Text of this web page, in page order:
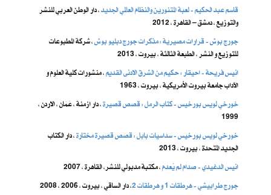
قاسم عبد الحكيم - لعبة المتنورين والنظام العالمي الجديد، دار الوطن العربي للنشر
والتوزيع ، دمشق – القاهرة ، 2012
جورج بوش - قرارات مصيرية : مذكرات جورج دبليو بوش، شركة المطبوعات
للتوزيع و النشر ، الطبعة الثالثة ، بيروت ، 2013
انيس فريحة - احيقار : حكيم من الشرق الادنى القديم، منشورات كلية العلوم و
الآداب جامعة بيروت الأمريكية ، بيروت ، 1963
خورخي لويس بورخيس - كتاب الرمل : قصص قصيرة، دار ازمنة ، عَمَان ، الاردن ،
1999
خورخي لويس بورخيس - سداسيات بابل : قصص قصيرة مختارة، دار الكتاب
الجديد المتحدة ، بيروت ، 2013
انيس الدغيدي - صدام لم يُعدم، مكتبة مدبولي للنشر، القاهرة ، 2007
جورج طرابيشي - هرطقات 1 و هرطقات 2
، دار الساقي ، بيروت ، 2006 ، 2008